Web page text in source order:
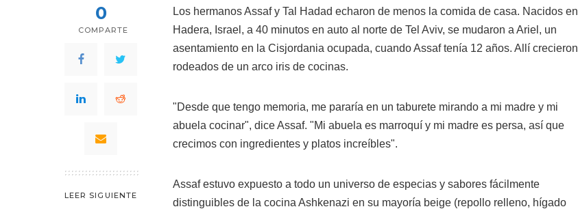
0
COMPARTE
LEER SIGUIENTE
Los hermanos Assaf y Tal Hadad echaron de menos la comida de casa. Nacidos en
Hadera, Israel, a 40 minutos en auto al norte de Tel Aviv, se mudaron a Ariel, un
asentamiento en la Cisjordania ocupada, cuando Assaf tenía 12 años. Allí crecieron
rodeados de un arco iris de cocinas.
"Desde que tengo memoria, me pararía en un taburete mirando a mi madre y mi
abuela cocinar", dice Assaf. "Mi abuela es marroquí y mi madre es persa, así que
crecimos con ingredientes y platos increíbles".
Assaf estuvo expuesto a todo un universo de especias y sabores fácilmente
distinguibles de la cocina Ashkenazi en su mayoría beige (repollo relleno, hígado